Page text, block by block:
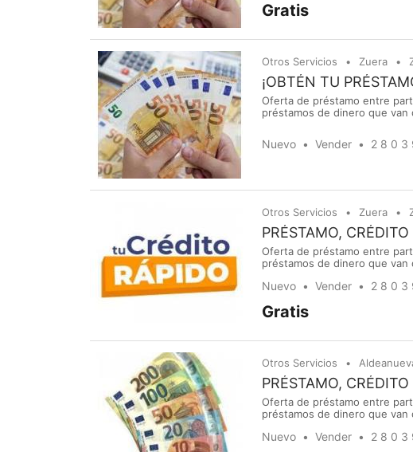
Gratis
Otros Servicios Zuera
¡OBTÉN TU
Oferta de préstamo entre
préstamos de dinero que
Nuevo Vender 2 8 0 3
Otros Servicios Zuera
PRÉSTAMO,
Oferta de préstamo entre
préstamos de dinero que
reactivar sus actividades,
Nuevo Vender 2 8 0 3
Gratis
Otros Servicios
PRÉSTAMO,
Oferta de préstamo entre
préstamos de dinero que
reactivar sus actividades,
Nuevo Vender 2 8 0 3